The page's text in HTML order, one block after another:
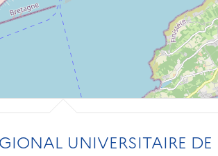
UNIVERSITAIRE DE